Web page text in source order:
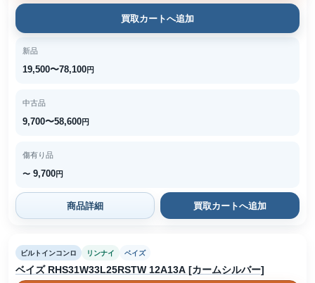
買取カートへ追加
新品
19,500〜78,100円
中古品
9,700〜58,600円
傷有り品
〜 9,700円
商品詳細 買取カートへ追加
ビルトインコンロ リンナイ ベイズ
ベイズ RHS31W33L25RSTW 12A13A [カームシルバー]